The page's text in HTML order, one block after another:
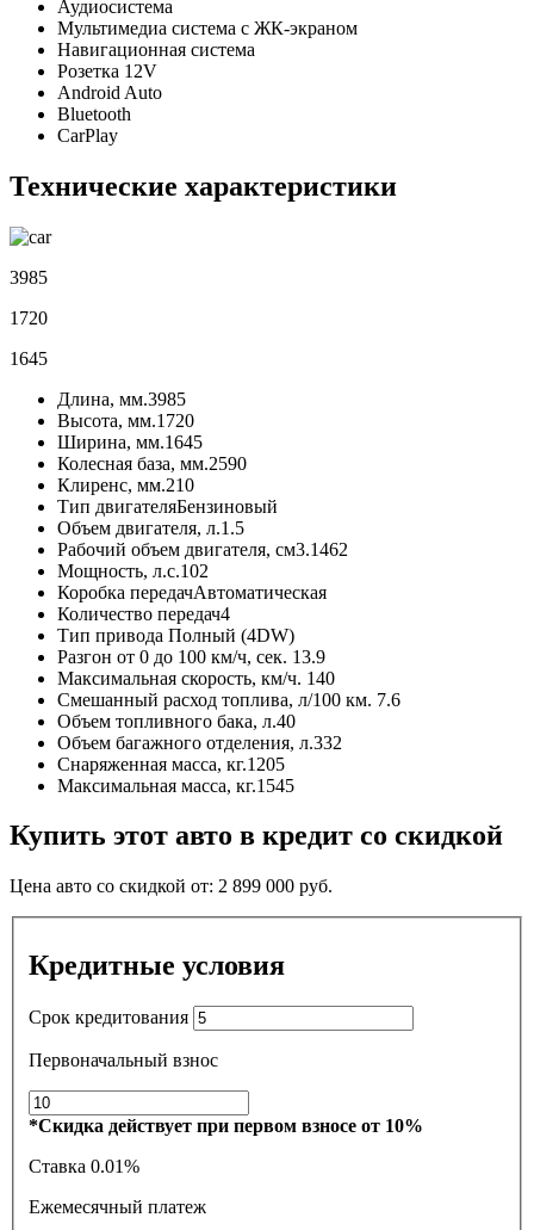
Аудиосистема
Мультимедиа система с ЖК-экраном
Навигационная система
Розетка 12V
Android Auto
Bluetooth
CarPlay
Технические характеристики
3985
1720
1645
Длина, мм.3985
Высота, мм.1720
Ширина, мм.1645
Колесная база, мм.2590
Клиренс, мм.210
Тип двигателяБензиновый
Объем двигателя, л.1.5
Рабочий объем двигателя, см3.1462
Мощность, л.с.102
Коробка передачАвтоматическая
Количество передач4
Тип привода Полный (4DW)
Разгон от 0 до 100 км/ч, сек. 13.9
Максимальная скорость, км/ч. 140
Смешанный расход топлива, л/100 км. 7.6
Объем топливного бака, л.40
Объем багажного отделения, л.332
Снаряженная масса, кг.1205
Максимальная масса, кг.1545
Купить этот авто в кредит со скидкой
Цена авто со скидкой от: 2 899 000 руб.
Кредитные условия
Срок кредитования
Первоначальный взнос
*Скидка действует при первом взносе от 10%
Ставка 0.01%
Ежемесячный платеж